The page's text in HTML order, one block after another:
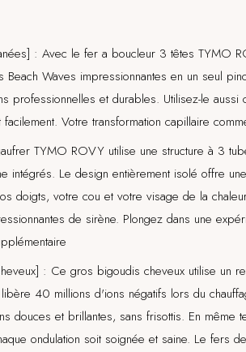
: Avec le fer a boucleur 3 têtes TYMO
Waves impressionnantes en un seul
professionnelles et durables. Utilisez-le
Votre transformation capillaire
TYMO ROVY utilise une structure à 3
intégrés. Le design entièrement isolé offre
doigts, votre cou et votre visage de la
de sirène. Plongez dans une
: Ce gros bigoudis cheveux utilise un
40 millions d'ions négatifs lors du
douces et brillantes, sans frisottis. En même
ondulation soit soignée et saine. Le fers